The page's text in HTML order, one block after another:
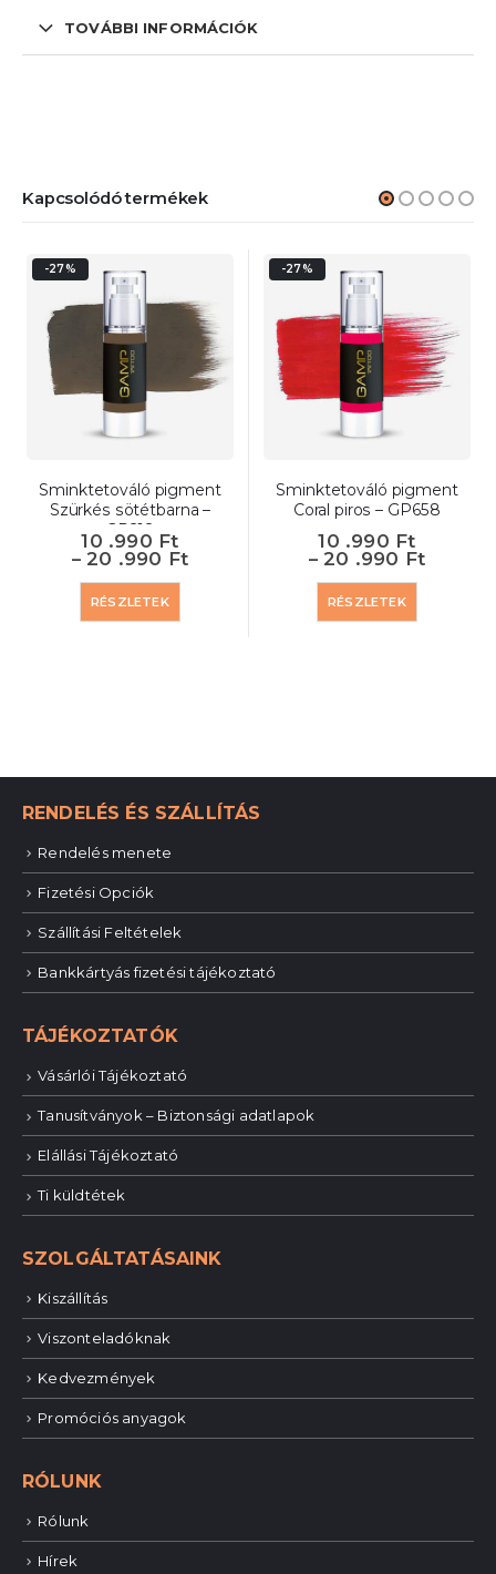
TOVÁBBI INFORMÁCIÓK
Kapcsolódó termékek
-27%
Sminktetováló pigment
Szürkés sötétbarna –
GP218
10 .990 Ft
–20 .990 Ft
RÉSZLETEK
-27%
Sminktetováló pigment
Coral piros – GP658
10 .990 Ft
–20 .990 Ft
RÉSZLETEK
RENDELÉS ÉS SZÁLLÍTÁS
Rendelés menete
Fizetési Opciók
Szállítási Feltételek
Bankkártyás fizetési tájékoztató
TÁJÉKOZTATÓK
Vásárlói Tájékoztató
Tanusítványok – Biztonsági adatlapok
Elállási Tájékoztató
Ti küldtétek
SZOLGÁLTATÁSAINK
Kiszállítás
Viszonteladóknak
Kedvezmények
Promóciós anyagok
RÓLUNK
Rólunk
Hírek